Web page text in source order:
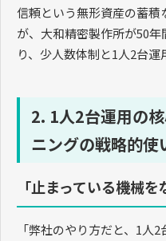
信頼という無形資産の蓄積
が、大和精密製作所が50年
り、少人数体制と1人2台運
2. 1人2台運用の
ニングの戦略的使
「止まっている機械
「弊社のやり方だと、 1人2